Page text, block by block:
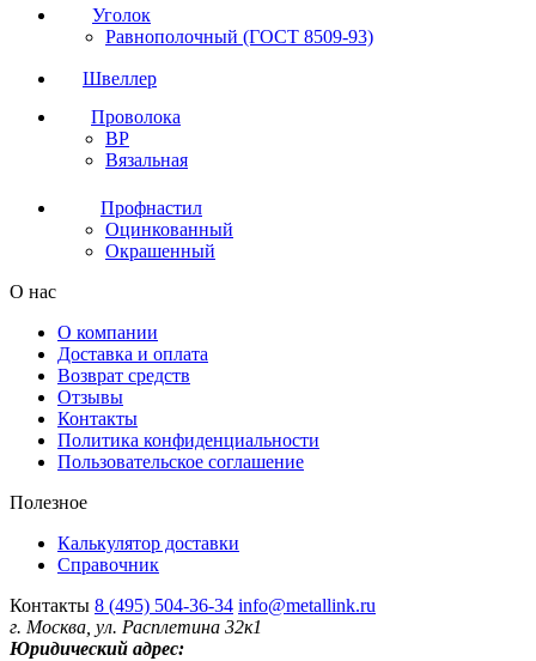
Уголок
Равнополочный (ГОСТ 8509-93)
Швеллер
Проволока
ВР
Вязальная
Профнастил
Оцинкованный
Окрашенный
О нас
О компании
Доставка и оплата
Возврат средств
Отзывы
Контакты
Политика конфиденциальности
Пользовательское соглашение
Полезное
Калькулятор доставки
Справочник
Контакты 8 (495) 504-36-34 info@metallink.ru
г. Москва, ул. Расплетина 32к1
Юридический адрес: